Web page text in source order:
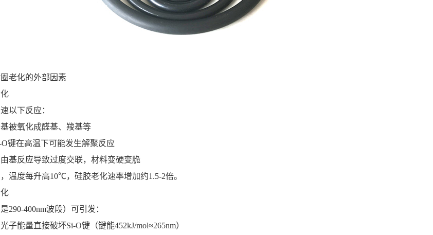
老化的外部因素
以下反应：
被氧化成醛基、羧基等
键在高温下可能发生解聚反应
基反应导致过度交联，材料变硬变脆
温度每升高10℃，硅胶老化速率增加约1.5-2倍。
290-400nm波段）可引发：
子能量直接破坏Si-O键（键能452kJ/mol≈265nm）